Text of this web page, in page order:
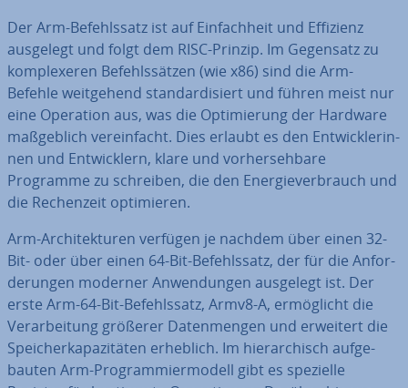
Der Arm-Be­fehls­satz ist auf Ein­fach­heit und Effizienz
ausgelegt und folgt dem RISC-Prinzip. Im Gegensatz zu
kom­ple­xe­ren Be­fehls­sät­zen (wie x86) sind die Arm-
Befehle weit­ge­hend stan­dar­di­siert und führen meist nur
eine Operation aus, was die Op­ti­mie­rung der Hardware
maß­geb­lich ver­ein­facht. Dies erlaubt es den Ent­wick­le­rin­
nen und Ent­wick­lern, klare und vor­her­seh­ba­re
Programme zu schreiben, die den En­er­gie­ver­brauch und
die Re­chen­zeit op­ti­mie­ren.
Arm-Ar­chi­tek­tu­ren verfügen je nachdem über einen 32-
Bit- oder über einen 64-Bit-Be­fehls­satz, der für die An­for­
de­run­gen moderner An­wen­dun­gen ausgelegt ist. Der
erste Arm-64-Bit-Be­fehls­satz, Armv8-A, er­mög­licht die
Ver­ar­bei­tung größerer Da­ten­men­gen und erweitert die
Spei­cher­ka­pa­zi­tä­ten erheblich. Im hier­ar­chisch auf­ge­
bau­ten Arm-Pro­gram­mier­mo­dell gibt es spezielle